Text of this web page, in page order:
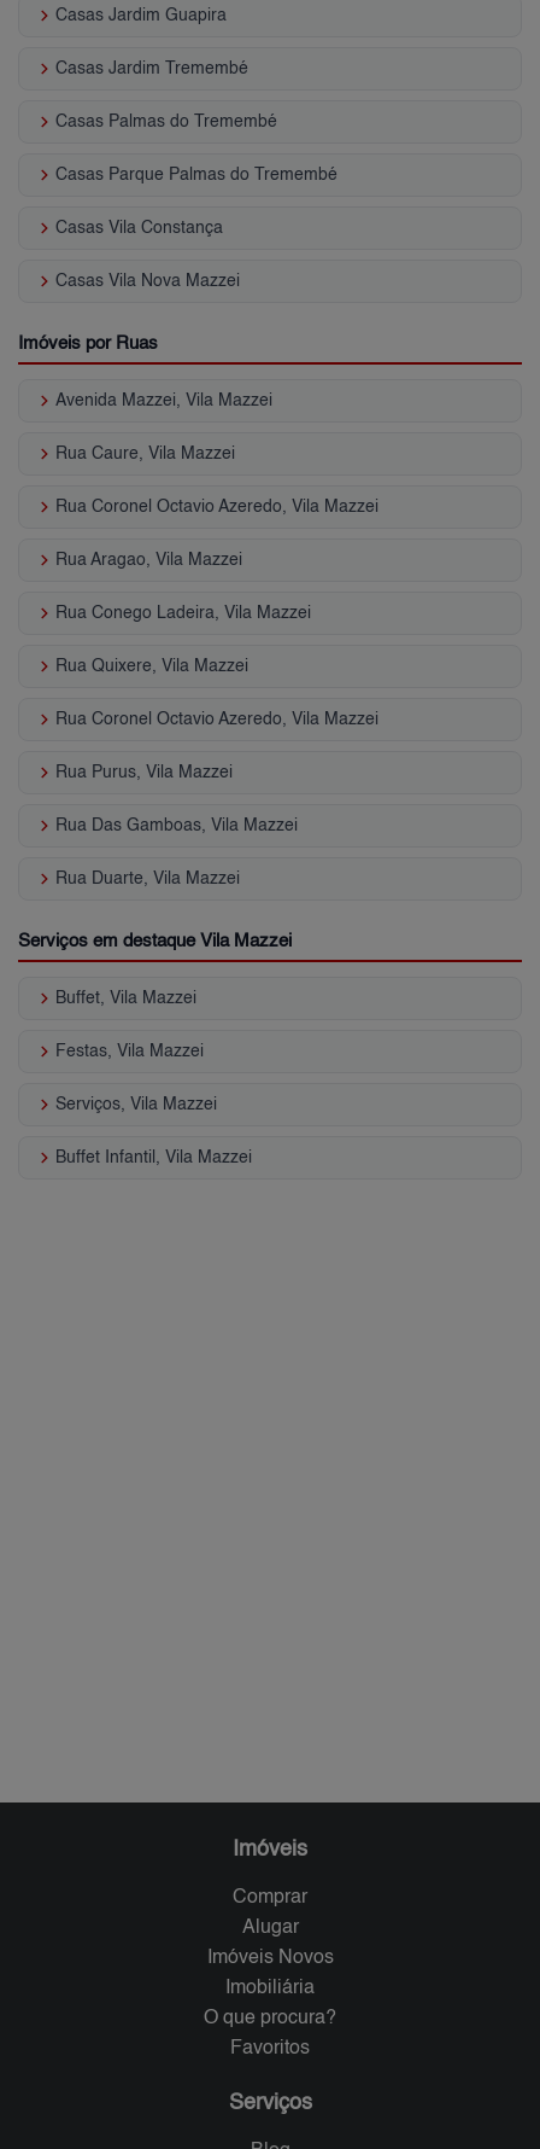
keyboard_arrow_right Casas Jardim Guapira
keyboard_arrow_right Casas Jardim Tremembé
keyboard_arrow_right Casas Palmas do Tremembé
keyboard_arrow_right Casas Parque Palmas do Tremembé
keyboard_arrow_right Casas Vila Constança
keyboard_arrow_right Casas Vila Nova Mazzei
Imóveis por Ruas
keyboard_arrow_right Avenida Mazzei, Vila Mazzei
keyboard_arrow_right Rua Caure, Vila Mazzei
keyboard_arrow_right Rua Coronel Octavio Azeredo, Vila Mazzei
keyboard_arrow_right Rua Aragao, Vila Mazzei
keyboard_arrow_right Rua Conego Ladeira, Vila Mazzei
keyboard_arrow_right Rua Quixere, Vila Mazzei
keyboard_arrow_right Rua Coronel Octavio Azeredo, Vila Mazzei
keyboard_arrow_right Rua Purus, Vila Mazzei
keyboard_arrow_right Rua Das Gamboas, Vila Mazzei
keyboard_arrow_right Rua Duarte, Vila Mazzei
Serviços em destaque Vila Mazzei
keyboard_arrow_right Buffet, Vila Mazzei
keyboard_arrow_right Festas, Vila Mazzei
keyboard_arrow_right Serviços, Vila Mazzei
keyboard_arrow_right Buffet Infantil, Vila Mazzei
Imóveis
Comprar
Alugar
Imóveis Novos
Imobiliária
O que procura?
Favoritos
Serviços